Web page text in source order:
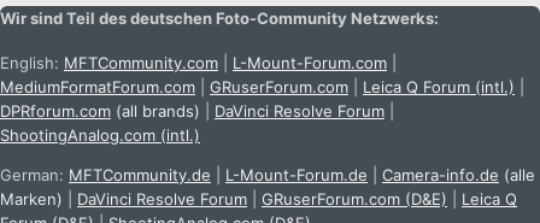
Wir sind Teil des deutschen Foto-Community Netzwerks:
English: MFTCommunity.com L-Mount-Forum.com
MediumFormatForum.com
GRuserForum.com Leica Q Forum (intl.)
DPRforum.com (all brands) DaVinci Resolve Forum
ShootingAnalog.com (intl.)
German: MFTCommunity.de L-Mount-Forum.de Camera-info.de (alle
Marken)
DaVinci Resolve Forum GRuserForum.com (D&E)
Leica Q